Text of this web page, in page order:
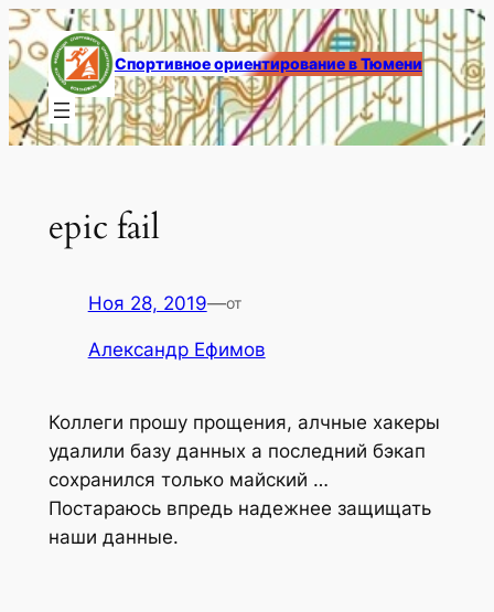
Перейти
к
содержимому
Спортивное ориентирование в Тюмени
epic fail
Ноя 28, 2019—от
Александр Ефимов
Коллеги прошу прощения, алчные хакеры
удалили базу данных а последний бэкап
сохранился только майский …
Постараюсь впредь надежнее защищать
наши данные.